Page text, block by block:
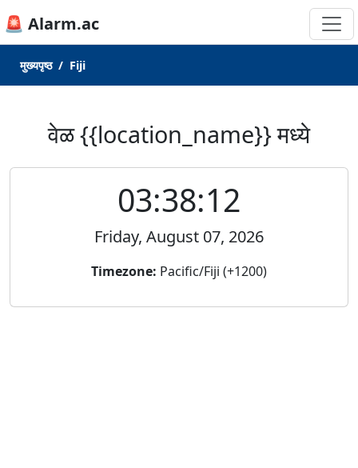
🚨 Alarm.ac
मुख्यपृष्ठ Fiji
वेळ {{location_name}} मध्ये
03:38:12
Friday, August 07, 2026
Timezone: Pacific/Fiji (+1200)